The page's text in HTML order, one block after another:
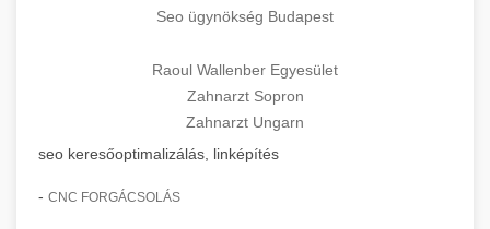
Seo ügynökség Budapest
Raoul Wallenber Egyesület
Zahnarzt Sopron
Zahnarzt Ungarn
seo keresőoptimalizálás, linképítés
- CNC FORGÁCSOLÁS